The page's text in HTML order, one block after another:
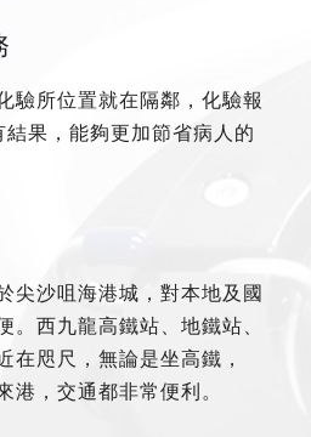
驗所位置就在隔鄰，化驗報
果，能夠更加節省病人的
尖沙咀海港城，對本地及國
。西九龍高鐵站、地鐵站、
在咫尺，無論是坐高鐵，
港，交通都非常便利。